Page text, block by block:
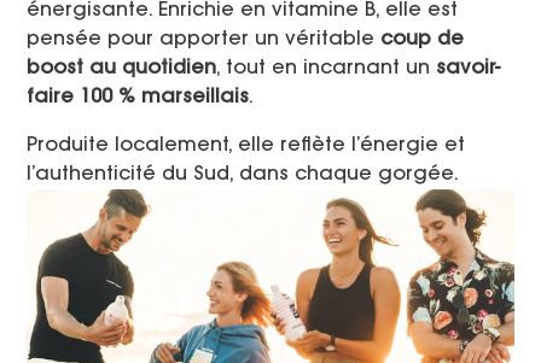
énergisante. Enrichie en vitamine B, elle est
pensée pour apporter un véritable coup de
boost au quotidien, tout en incarnant un savoir-
faire 100 % marseillais.
Produite localement, elle reflète l’énergie et
l’authenticité du Sud, dans chaque gorgée.